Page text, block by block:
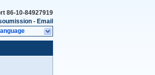
86-10-84927919
- Email